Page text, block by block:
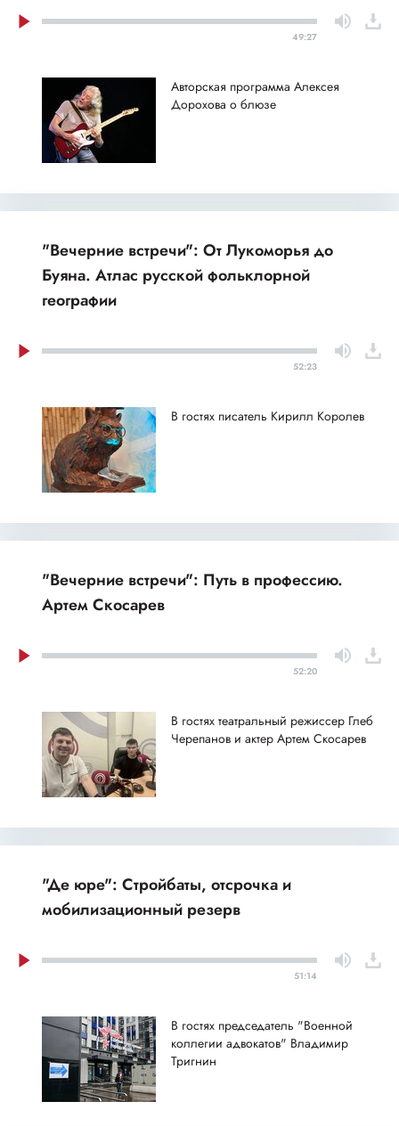
49:27
Авторская программа Алексея
Дорохова о блюзе
"Вечерние встречи": От Лукоморья до
Буяна. Атлас русской фольклорной
географии
52:23
В гостях писатель Кирилл Королев
"Вечерние встречи": Путь в профессию.
Артем Скосарев
52:20
В гостях театральный режиссер Глеб
Черепанов и актер Артем Скосарев
"Де юре": Стройбаты, отсрочка и
мобилизационный резерв
51:14
В гостях председатель "Военной
коллегии адвокатов" Владимир
Тригнин